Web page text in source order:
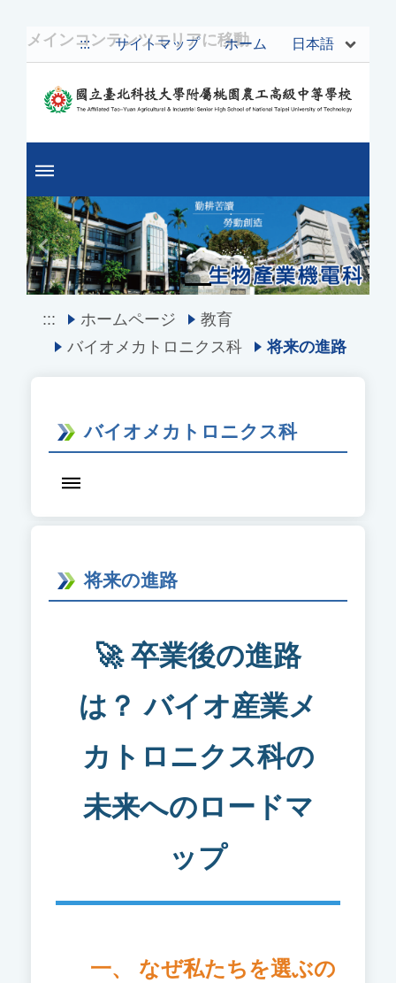
メインコンテンツエリアに移動
::: サイトマップ ホーム 日本語
Previous Next
::: ホームページ
教育
バイオメカトロニクス科
将来の進路
バイオメカトロニクス科
将来の進路
🚀 卒業後の進路
は？ バイオ産業メ
カトロニクス科の
未来へのロードマ
ップ
一、 なぜ私たちを選ぶの